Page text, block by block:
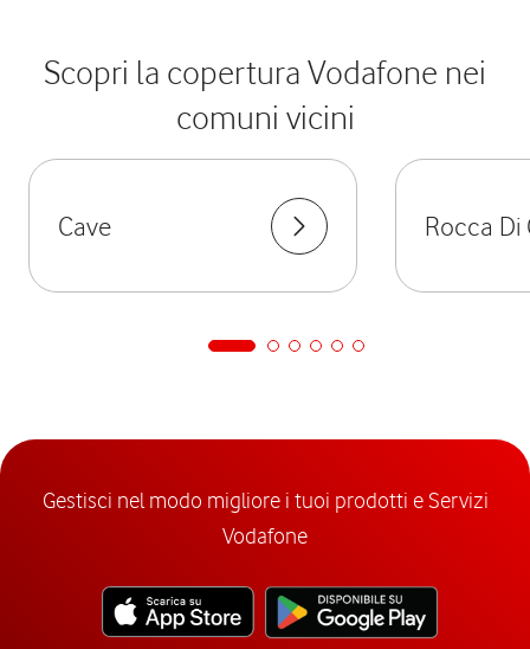
Scopri la copertura Vodafone nei
comuni vicini
Cave Rocca Di
Gestisci nel modo migliore i tuoi prodotti e Servizi
Vodafone